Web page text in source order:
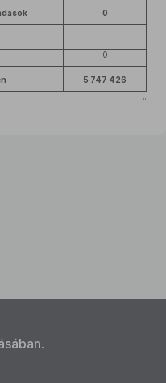
0
0
5 747 426
”